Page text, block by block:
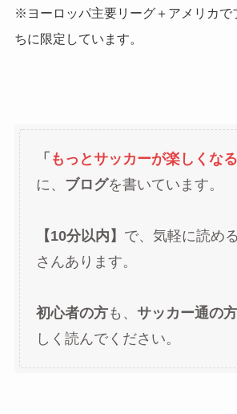
※ヨーロッパ主要リーグ＋アメリカで
ちに限定しています。
「 もっとサッカーが楽しくなる
に、 ブログを書いています。
【10分以内】 で、気軽に読め
さんあります。
初心者の方も、 サッカー通の方
しく読んでください。